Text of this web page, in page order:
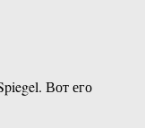
Вот его